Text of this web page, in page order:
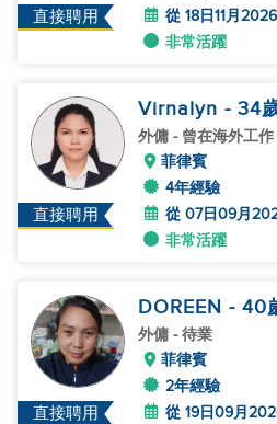
直接聘用
從 18日11月
非常活躍
直接聘用
Virnalyn - 34
外傭 - 曾在海外工作
菲律賓
4年經驗
從 07日09月
非常活躍
直接聘用
DOREEN - 40
外傭 - 待業
菲律賓
2年經驗
從 19日09月